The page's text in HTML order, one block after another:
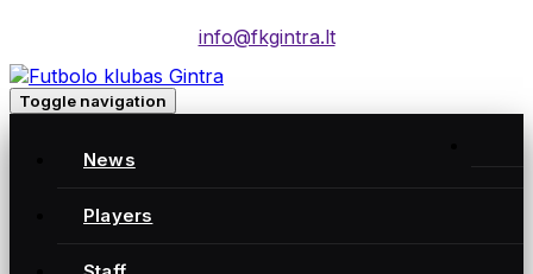
info@fkgintra.lt
Toggle navigation
News
Players
Moterų futbolo klubas „Gintra“ – daugkartinės